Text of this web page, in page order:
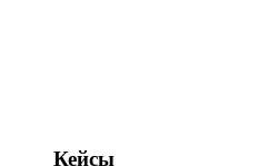
Кейсы
Кейсы